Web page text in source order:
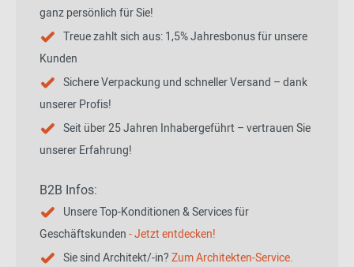
ganz persönlich für Sie!
Treue zahlt sich aus: 1,5% Jahresbonus für unsere
Kunden
Sichere Verpackung und schneller Versand – dank
unserer Profis!
Seit über 25 Jahren Inhabergeführt – vertrauen Sie
unserer Erfahrung!
B2B Infos:
Unsere Top-Konditionen & Services für
Geschäftskunden- Jetzt entdecken!
Sie sind Architekt/-in?Zum Architekten-Service.